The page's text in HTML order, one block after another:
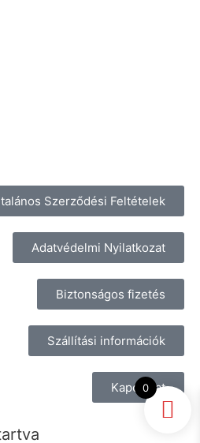
Szerződési Feltételek
Adatvédelmi Nyilatkozat
Biztonságos fizetés
Szállítási információk
Kapcsolat
0